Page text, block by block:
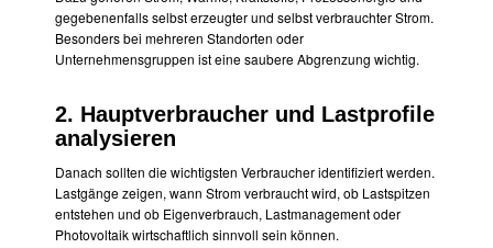
gegebenenfalls selbst erzeugter und selbst verbrauchter Strom.
Besonders bei mehreren Standorten oder
Unternehmensgruppen ist eine saubere Abgrenzung wichtig.
2. Hauptverbraucher und Lastprofile
analysieren
Danach sollten die wichtigsten Verbraucher identifiziert werden.
Lastgänge zeigen, wann Strom verbraucht wird, ob Lastspitzen
entstehen und ob Eigenverbrauch, Lastmanagement oder
Photovoltaik wirtschaftlich sinnvoll sein können.